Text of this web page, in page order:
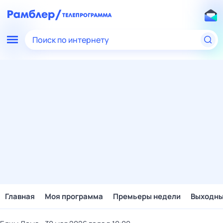
Поиск по интернету
Главная Моя программа Премьеры недели